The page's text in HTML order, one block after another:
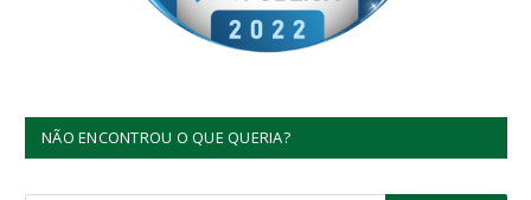
NÃO ENCONTROU O QUE QUERIA?